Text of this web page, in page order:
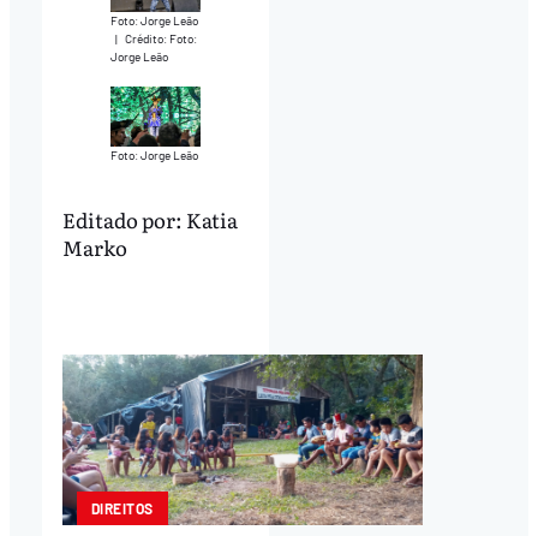
Foto: Jorge Leão
| Crédito: Foto:
Jorge Leão
Foto: Jorge Leão
Editado por: Katia
Marko
DIREITOS